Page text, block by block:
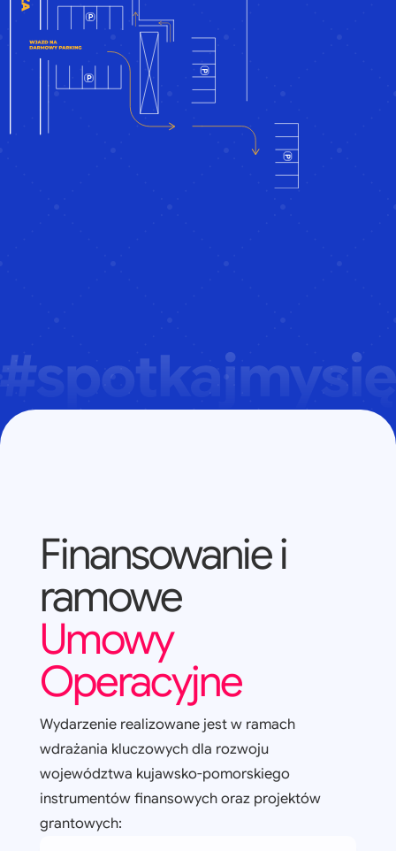
Finansowanie i
ramowe
Umowy
Operacyjne
Wydarzenie realizowane jest w ramach
wdrażania kluczowych dla rozwoju
województwa kujawsko-pomorskiego
instrumentów finansowych oraz projektów
grantowych: